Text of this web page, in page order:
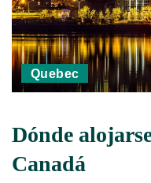
Quebec
Dónde
Canadá